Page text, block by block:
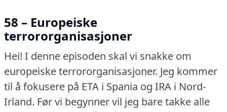
58 – Europeiske
terrororganisasjoner
Hei! I denne episoden skal vi snakke om
europeiske terrororganisasjoner. Jeg kommer
til å fokusere på ETA i Spania og IRA i Nord-
Irland. Før vi begynner vil jeg bare takke alle